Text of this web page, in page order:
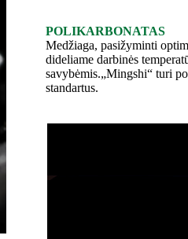
POLIKARBONATAS
Medžiaga, pasižyminti
dideliame darbinės
savybėmis.„Mingshi“ turi
standartus.